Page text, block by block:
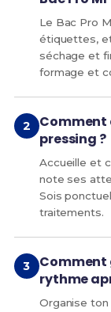
Le Bac Pro
étiquettes,
séchage et
formage et
Comment
pressing ?
Accueille et
note ses
Sois
traitements.
Comment
rythme
Organise